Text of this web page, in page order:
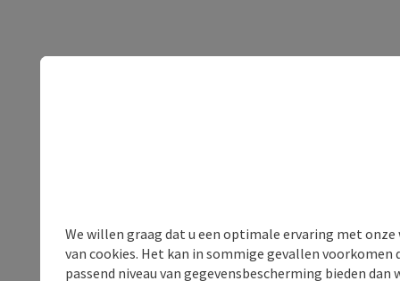
We willen graag dat u een optimale ervaring met
van cookies. Het kan in sommige gevallen voorkomen
passend niveau van gegevensbescherming bieden